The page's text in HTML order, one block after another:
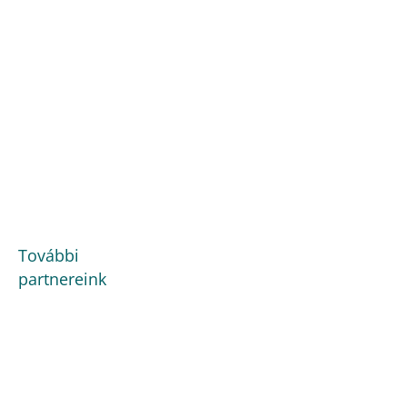
További
partnereink